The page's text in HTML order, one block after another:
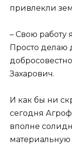
привлекли
– Свою работу
Просто делаю
Захарович.
И как бы ни
сегодня
вполне